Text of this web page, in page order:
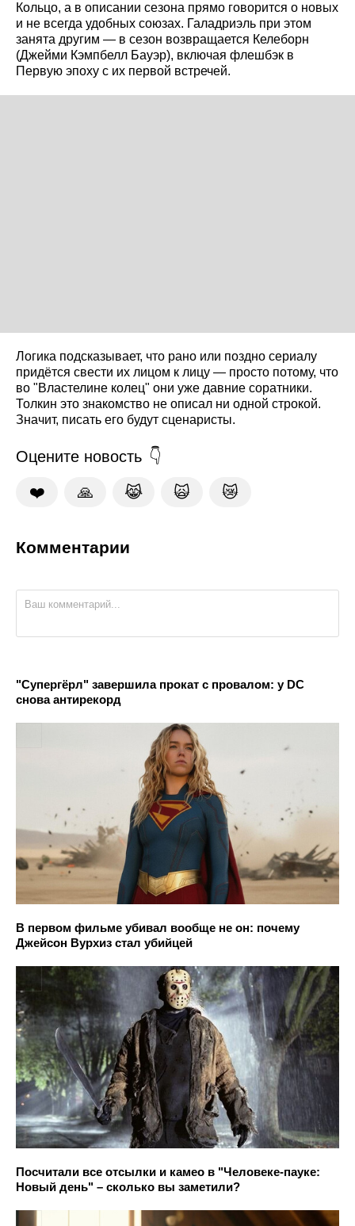
Кольцо, а в описании сезона прямо говорится о новых
и не всегда удобных союзах. Галадриэль при этом
занята другим — в сезон возвращается Келеборн
(Джейми Кэмпбелл Бауэр), включая флешбэк в
Первую эпоху с их первой встречей.
Логика подсказывает, что рано или поздно сериалу
придётся свести их лицом к лицу — просто потому, что
во "Властелине колец" они уже давние соратники.
Толкин это знакомство не описал ни одной строкой.
Значит, писать его будут сценаристы.
Оцените новость
❤️ 🙏 😹 🙀 😿
Комментарии
"Супергёрл" завершила прокат с провалом: у DC
снова антирекорд
В первом фильме убивал вообще не он: почему
Джейсон Вурхиз стал убийцей
Посчитали все отсылки и камео в "Человеке-пауке:
Новый день" – сколько вы заметили?